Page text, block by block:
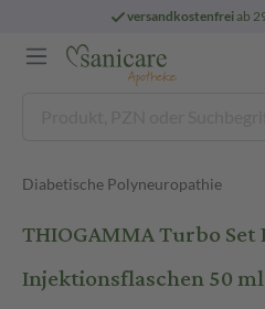
versandkostenfreiab
Diabetische Polyneuropathie
THIOGAMMA Turbo Set
Injektionsflaschen 50